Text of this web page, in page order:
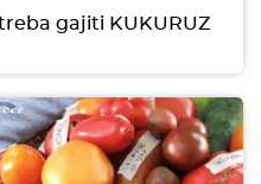
gajiti KUKURUZ